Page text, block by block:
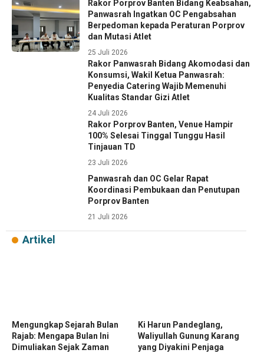
Rakor Porprov Banten Bidang Keabsahan,
Panwasrah Ingatkan OC Pengabsahan
Berpedoman kepada Peraturan Porprov
dan Mutasi Atlet
25 Juli 2026
Rakor Panwasrah Bidang Akomodasi dan
Konsumsi, Wakil Ketua Panwasrah:
Penyedia Catering Wajib Memenuhi
Kualitas Standar Gizi Atlet
24 Juli 2026
Rakor Porprov Banten, Venue Hampir
100% Selesai Tinggal Tunggu Hasil
Tinjauan TD
23 Juli 2026
Panwasrah dan OC Gelar Rapat
Koordinasi Pembukaan dan Penutupan
Porprov Banten
21 Juli 2026
Artikel
Mengungkap Sejarah Bulan
Rajab: Mengapa Bulan Ini
Dimuliakan Sejak Zaman
Ki Harun Pandeglang,
Waliyullah Gunung Karang
yang Diyakini Penjaga